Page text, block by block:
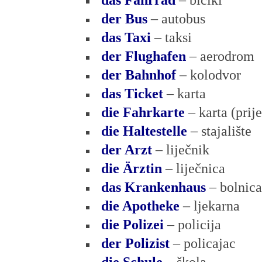
der Bus– autobus
das Taxi – taksi
der Flughafen – aerodrom
der Bahnhof– kolodvor
das Ticket– karta
die Fahrkarte – karta
die Haltestelle – stajalište
der Arzt– liječnik
die Ärztin – liječnica
das Krankenhaus– bolnica
die Apotheke – ljekarna
die Polizei – policija
der Polizist– policajac